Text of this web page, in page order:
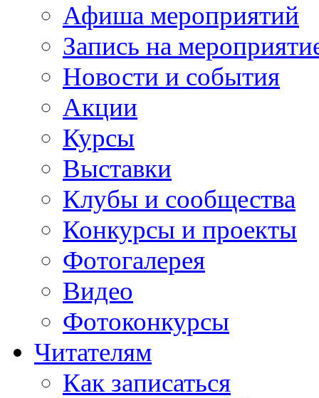
Афиша мероприятий
Запись на
Новости и события
Акции
Курсы
Выставки
Клубы и сообщества
Конкурсы и проекты
Фотогалерея
Видео
Фотоконкурсы
Читателям
Как записаться